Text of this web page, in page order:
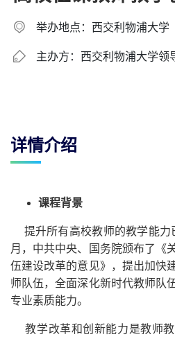
整体解决方案
举办地点：西交利物浦大学
主办方：西交利物浦大学领
详情介绍
课程背景
提升所有高校教师的教学能力
月，中共中央、国务院颁布了《
伍建设改革的意见》，提出加快
师队伍，全面深化新时代教师队
专业素质能力。
教学改革和创新能力是教师教